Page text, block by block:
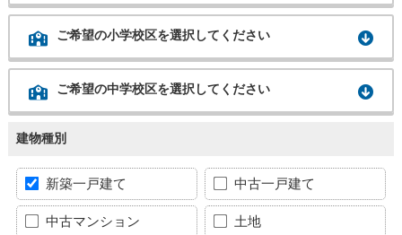
ご希望の小学校区を選択してください
ご希望の中学校区を選択してください
建物種別
新築一戸建て 中古一戸建て
中古マンション 土地